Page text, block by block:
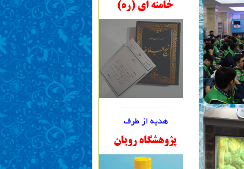
خامنه ای (ره)
------------------
هدیه از طرف
پژوهشگاه رویان